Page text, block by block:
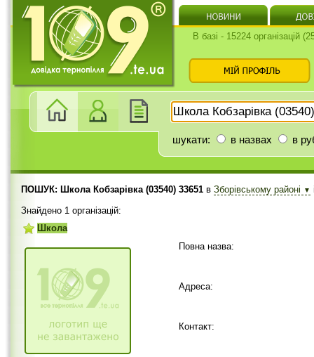
В базі - 15224 організацій
шукати: в назвах в
ПОШУК: Школа Кобзарівка (03540) 33651 в Зборівському районі ▼
Знайдено 1 організацій:
Школа
Повна назва:
Адреса:
Контакт: